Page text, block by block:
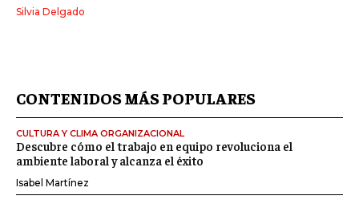
Silvia Delgado
CONTENIDOS MÁS POPULARES
CULTURA Y CLIMA ORGANIZACIONAL
Descubre cómo el trabajo en equipo revoluciona el
ambiente laboral y alcanza el éxito
Isabel Martínez